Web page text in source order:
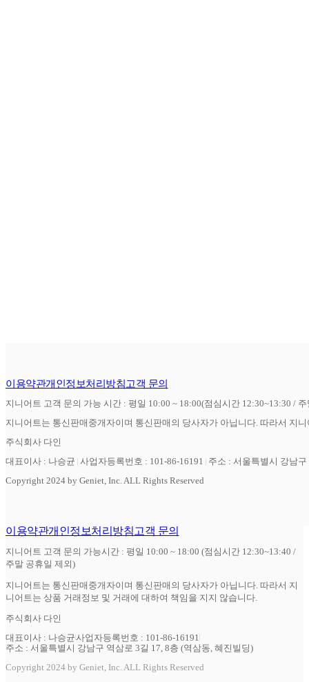
이용약관개인정보처리방침고객 문의
지니어트 고객 문의 가능 시간 : 평일 10:00 ~ 18:00(점심시간 12:30~13:30 /
지니어트는 통신판매중개자이며 통신판매의 당사자가 아닙니다. 따라서 지
주식회사 다인
대표이사 : 나승균 사업자등록번호 : 101-86-16191
주소 : 서울특별시 강남
Copyright 2024 by Geniet, Inc. ALL Rights Reserved
이용약관개인정보처리방침고객 문의
지니어트 고객 문의 가능시간 : 평일 10:00 ~ 18:00 (점심시간 12:30~13:40 /
주말 공휴일 제외)
지니어트는 통신판매중개자이며 통신판매의 당사자가 아닙니다. 따라서 지
니어트는 상품 거래정보 및 거래에 대하여 책임을 지지 않습니다.
주식회사 다인
대표이사 : 나승균사업자등록번호 : 101-86-16191
주소 : 서울특별시 강남구 역삼로 3길 17, 8층 (역삼동, 혜진빌딩)
Copyright 2024 by Geniet, Inc. ALL Rights Reserved